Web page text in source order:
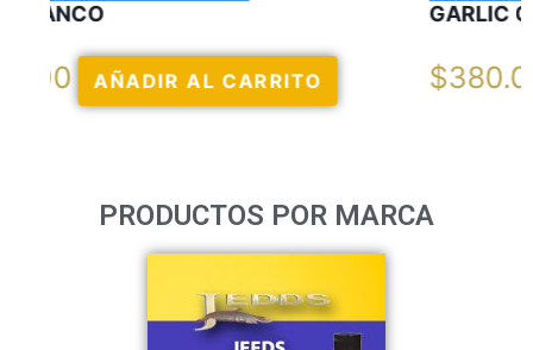
GARLIC OIL VERCELAGA
$ 380.00 AÑADIR AL CARRITO
PRODUCTOS POR MARCA